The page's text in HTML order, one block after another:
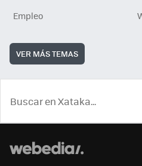
Empleo
VER MÁS TEMAS